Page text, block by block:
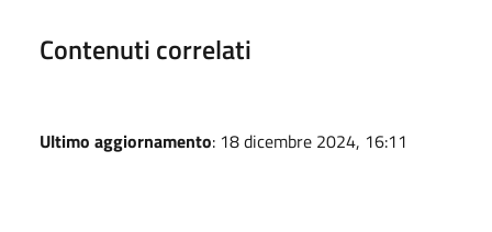
Contenuti correlati
Ultimo aggiornamento: 18 dicembre 2024, 16:11